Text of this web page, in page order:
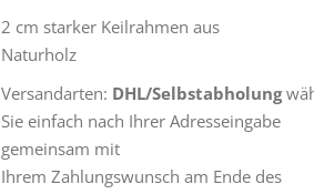
2 cm starker Keilrahmen aus
Naturholz
Versandarten: DHL/Selbstabholung
Sie einfach nach Ihrer Adresseingabe
gemeinsam mit
Ihrem Zahlungswunsch am Ende des